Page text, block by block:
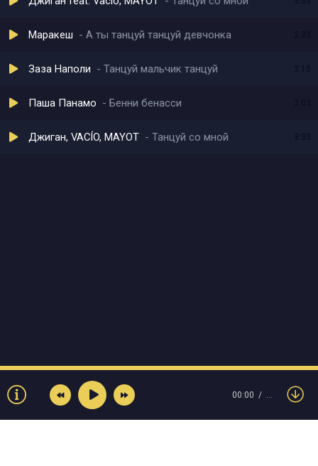
Маракеш А ты танцуй танцуй девчонка
Заза Наполи Танцуй мальчик танцуй 3:15
Паша Панамо Бенни бенасси
Джиган, VACÍO, MAYOT Танцуй со мной 3:33
00:00 …